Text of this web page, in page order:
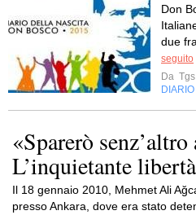
Don
due
seguito
Da
«Sparerò senz’altro
L’inquietante
Il 18 gennaio 2010, Mehmet Ali
presso Ankara, dove era stato